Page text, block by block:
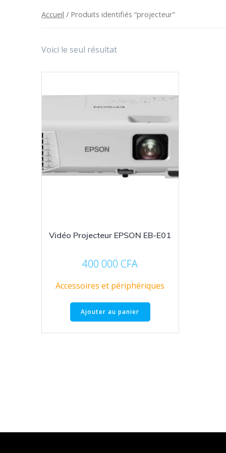
Accueil / Produits identifiés “projecteur”
Voici le seul résultat
Vidéo Projecteur EPSON EB-E01
400 000 CFA
Accessoires et périphériques
Ajouter au panier